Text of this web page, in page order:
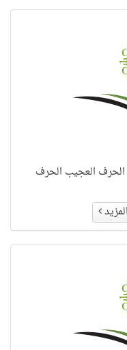
الحرف العجيب الحرف
المزيد